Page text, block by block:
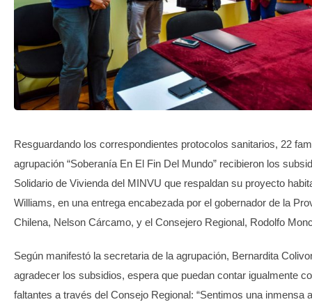
TRANSPARENCIA
Resguardando los correspondientes protocolos sanitarios, 22
agrupación “Soberanía En El Fin Del Mundo” recibieron los
Solidario de Vivienda del MINVU que respaldan su proyecto
Williams, en una entrega encabezada por el gobernador de la
Chilena, Nelson Cárcamo, y el Consejero Regional, Rodolfo
Según manifestó la secretaria de la agrupación, Bernardita
agradecer los subsidios, espera que puedan contar igualmente
faltantes a través del Consejo Regional: “Sentimos una inmensa